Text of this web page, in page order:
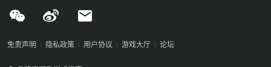
免责声明 隐私政策 用户协议 游戏大厅 论坛